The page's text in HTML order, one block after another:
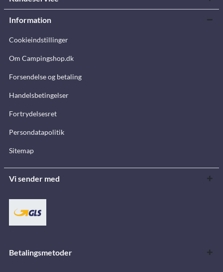
Information
Cookieindstillinger
Om Campingshop.dk
Forsendelse og betaling
Handelsbetingelser
Fortrydelsesret
Persondatapolitik
Sitemap
Vi sender med
Betalingsmetoder